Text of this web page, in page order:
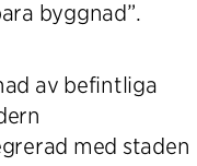
byggnad”.
av befintliga
med staden